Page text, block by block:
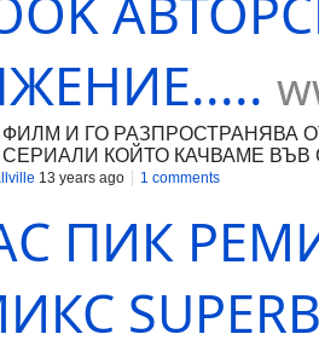
И ГО РАЗПРОСТРАНЯВА
КОЙТО КАЧВАМE ВЪВ
13 years ago 1 comments
ПИК